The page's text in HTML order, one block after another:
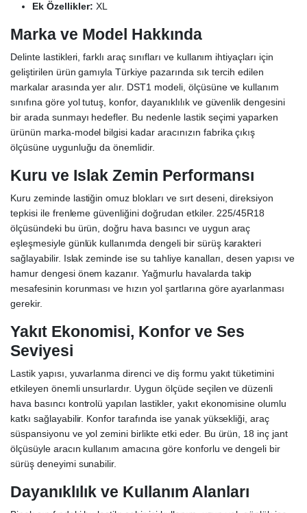
Ek Özellikler: XL
Marka ve Model Hakkında
Delinte lastikleri, farklı araç sınıfları ve kullanım ihtiyaçları için
geliştirilen ürün gamıyla Türkiye pazarında sık tercih edilen
markalar arasında yer alır. DST1 modeli, ölçüsüne ve kullanım
sınıfına göre yol tutuş, konfor, dayanıklılık ve güvenlik dengesini
bir arada sunmayı hedefler. Bu nedenle lastik seçimi yaparken
ürünün marka-model bilgisi kadar aracınızın fabrika çıkış
ölçüsüne uygunluğu da önemlidir.
Kuru ve Islak Zemin Performansı
Kuru zeminde lastiğin omuz blokları ve sırt deseni, direksiyon
tepkisi ile frenleme güvenliğini doğrudan etkiler. 225/45R18
ölçüsündeki bu ürün, doğru hava basıncı ve uygun araç
eşleşmesiyle günlük kullanımda dengeli bir sürüş karakteri
sağlayabilir. Islak zeminde ise su tahliye kanalları, desen yapısı ve
hamur dengesi önem kazanır. Yağmurlu havalarda takip
mesafesinin korunması ve hızın yol şartlarına göre ayarlanması
gerekir.
Yakıt Ekonomisi, Konfor ve Ses
Seviyesi
Lastik yapısı, yuvarlanma direnci ve diş formu yakıt tüketimini
etkileyen önemli unsurlardır. Uygun ölçüde seçilen ve düzenli
hava basıncı kontrolü yapılan lastikler, yakıt ekonomisine olumlu
katkı sağlayabilir. Konfor tarafında ise yanak yüksekliği, araç
süspansiyonu ve yol zemini birlikte etki eder. Bu ürün, 18 inç jant
ölçüsüyle aracın kullanım amacına göre konforlu ve dengeli bir
sürüş deneyimi sunabilir.
Dayanıklılık ve Kullanım Alanları